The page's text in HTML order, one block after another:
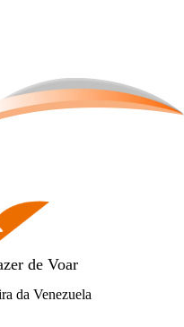
de Voar
da Venezuela